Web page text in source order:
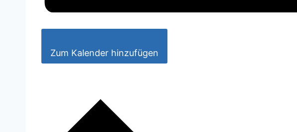
Zum Kalender hinzufügen